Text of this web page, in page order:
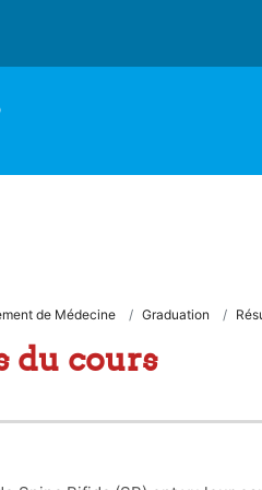
de Médecine Graduation
du cours